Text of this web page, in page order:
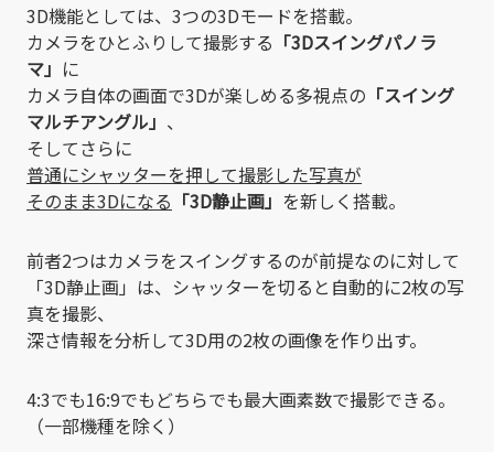
3D機能としては、3つの3Dモードを搭載。
カメラをひとふりして撮影する 「3Dスイングパノラ
マ」 に
カメラ自体の画面で3Dが楽しめる多視点の 「スイング
マルチアングル」 、
そしてさらに
普通にシャッターを押して撮影した写真が
そのまま3Dになる 「3D静止画」 を新しく搭載。
前者2つはカメラをスイングするのが前提なのに対して
「3D静止画」は、シャッターを切ると自動的に2枚の写
真を撮影、
深さ情報を分析して3D用の2枚の画像を作り出す。
4:3でも16:9でもどちらでも最大画素数で撮影できる。
（一部機種を除く）